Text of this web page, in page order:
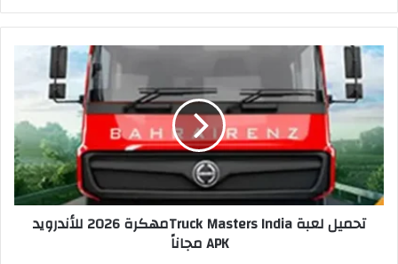
تحميل لعبة Truck Masters Indiaمهكرة 2026 للأندرويد
APK مجاناً